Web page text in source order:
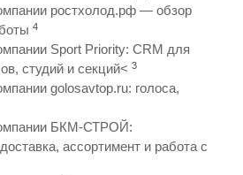
ростхолод.рф — обзор
4
Sport Priority: CRM для
студий и секций< 3
golosavtop.ru: голоса,
БКМ-СТРОЙ:
ассортимент и работа с